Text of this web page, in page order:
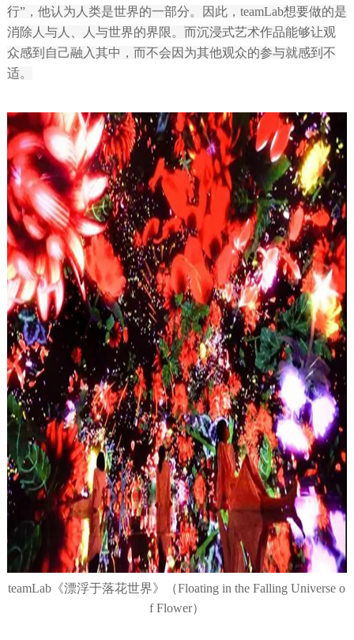
行”，他认为人类是世界的一部分。因此，teamLab想要做的是
消除人与人、人与世界的界限。而沉浸式艺术作品能够让观
众感到自己融入其中，而不会因为其他观众的参与就感到不
适。
teamLab《漂浮于落花世界》（Floating in the Falling Universe o
f Flower）